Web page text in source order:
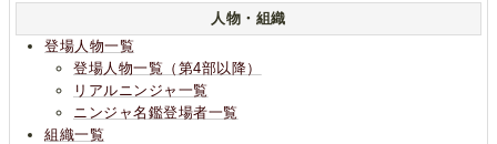
人物・組織
登場人物一覧
登場人物一覧（第4部以降）
リアルニンジャ一覧
ニンジャ名鑑登場者一覧
組織一覧